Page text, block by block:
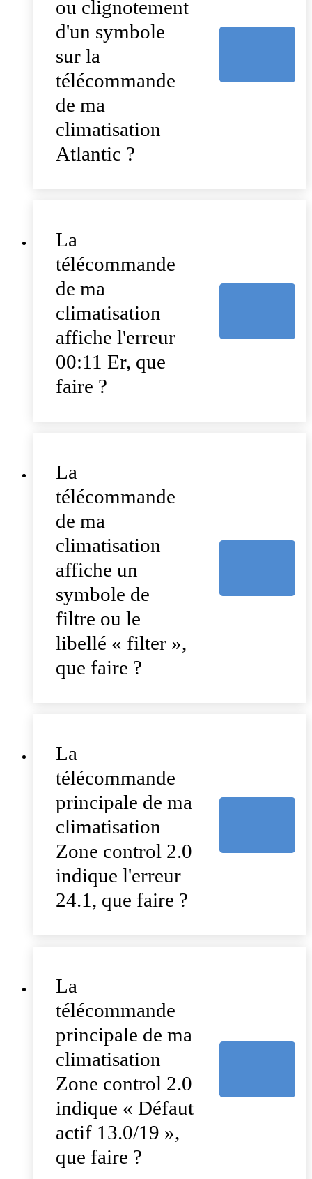
ou clignotement
d'un symbole
sur la
télécommande
de ma
climatisation
Atlantic ?
La
télécommande
de ma
climatisation
affiche l'erreur
00:11 Er, que
faire ?
La
télécommande
de ma
climatisation
affiche un
symbole de
filtre ou le
libellé « filter »,
que faire ?
La
télécommande
principale de ma
climatisation
Zone control 2.0
indique l'erreur
24.1, que faire ?
La
télécommande
principale de ma
climatisation
Zone control 2.0
indique « Défaut
actif 13.0/19 »,
que faire ?